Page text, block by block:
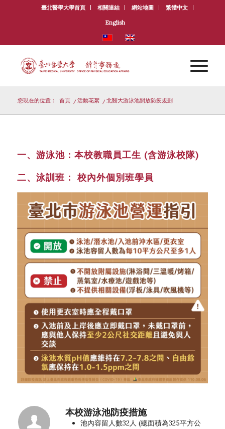
臺北醫學大學首頁 相關連結 網站地圖 繁體中文
English
您現在的位置： 首頁 / 活動花絮 / 北醫大游泳池開放防疫規劃
一、 游泳池：本校教職員工生 (含游泳校隊)
二、 泳訓班： 校內外個別班學員
本校游泳池防疫措施
池內容留人數32人 (總面積為325平方公